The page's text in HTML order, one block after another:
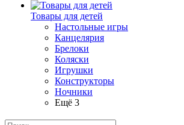
Товары для детей
Настольные игры
Канцелярия
Брелоки
Коляски
Игрушки
Конструкторы
Ночники
Ещё 3